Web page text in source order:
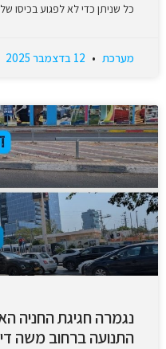
כל שניתן כדי לא לפגוע בכיסו
מערכת
נגמרה חגיגת החניה
התנועה ברחוב משה